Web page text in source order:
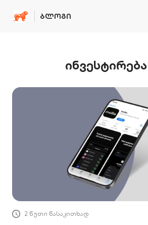
ᲑᲚᲝᲒᲘ
ინვესტირება
2 წუთი წასაკითხად